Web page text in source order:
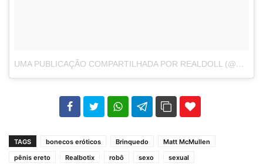
UMA PUBLICAÇÃO COMPARTILHADA POR REALDOLL (@ABYSSREALDOLL)
102 35
TAGS bonecos eróticos Brinquedo
Matt McMullen
pênis ereto
Realbotix robô sexo sexual